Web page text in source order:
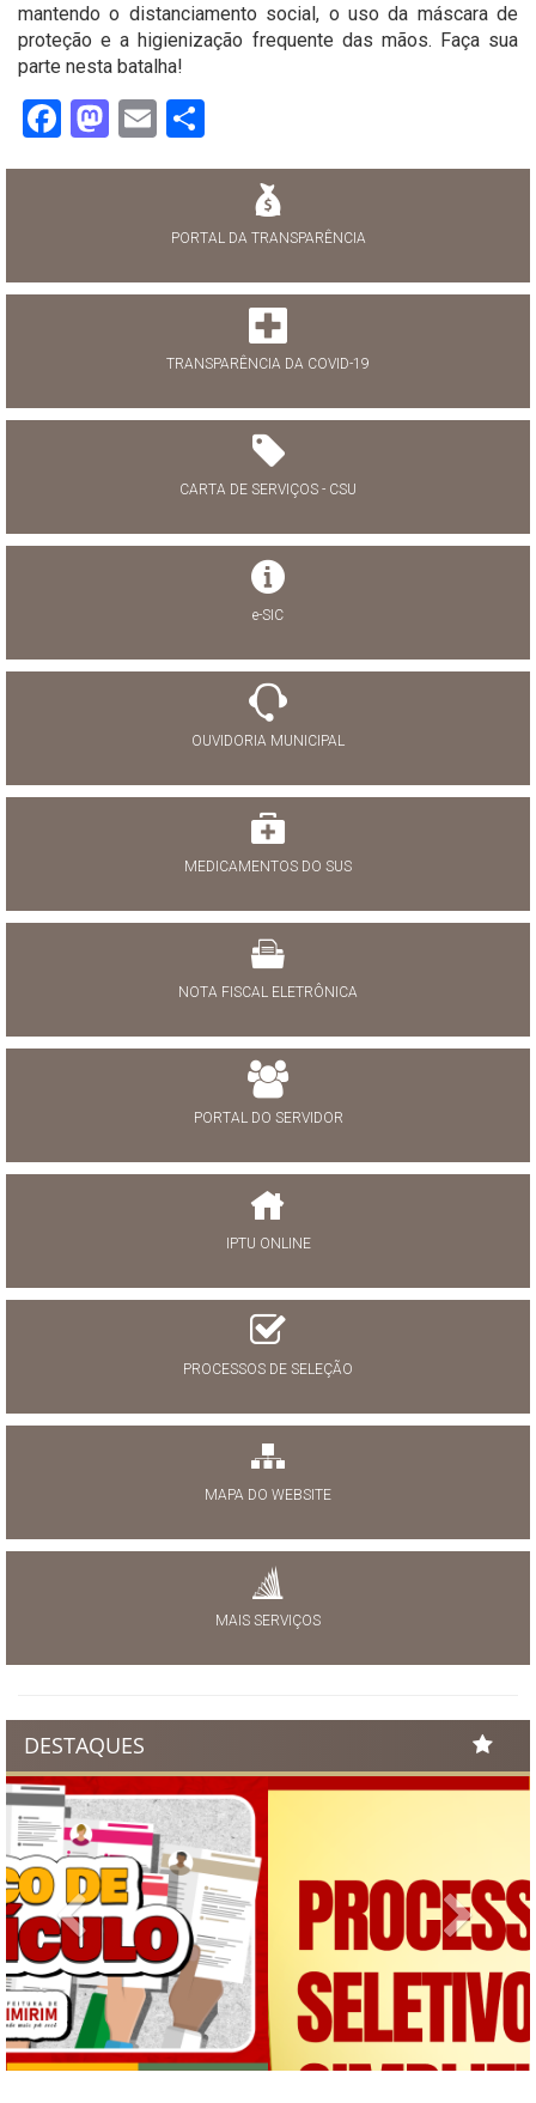
mantendo o distanciamento social, o uso da máscara de
proteção e a higienização frequente das mãos. Faça sua
parte nesta batalha!
Facebook
Mastodon
Email
PORTAL DA TRANSPARÊNCIA
TRANSPARÊNCIA DA COVID-19
CARTA DE SERVIÇOS - CSU
e-SIC
OUVIDORIA MUNICIPAL
MEDICAMENTOS DO SUS
NOTA FISCAL ELETRÔNICA
PORTAL DO SERVIDOR
IPTU ONLINE
PROCESSOS DE SELEÇÃO
MAPA DO WEBSITE
MAIS SERVIÇOS
DESTAQUES
Previous Next